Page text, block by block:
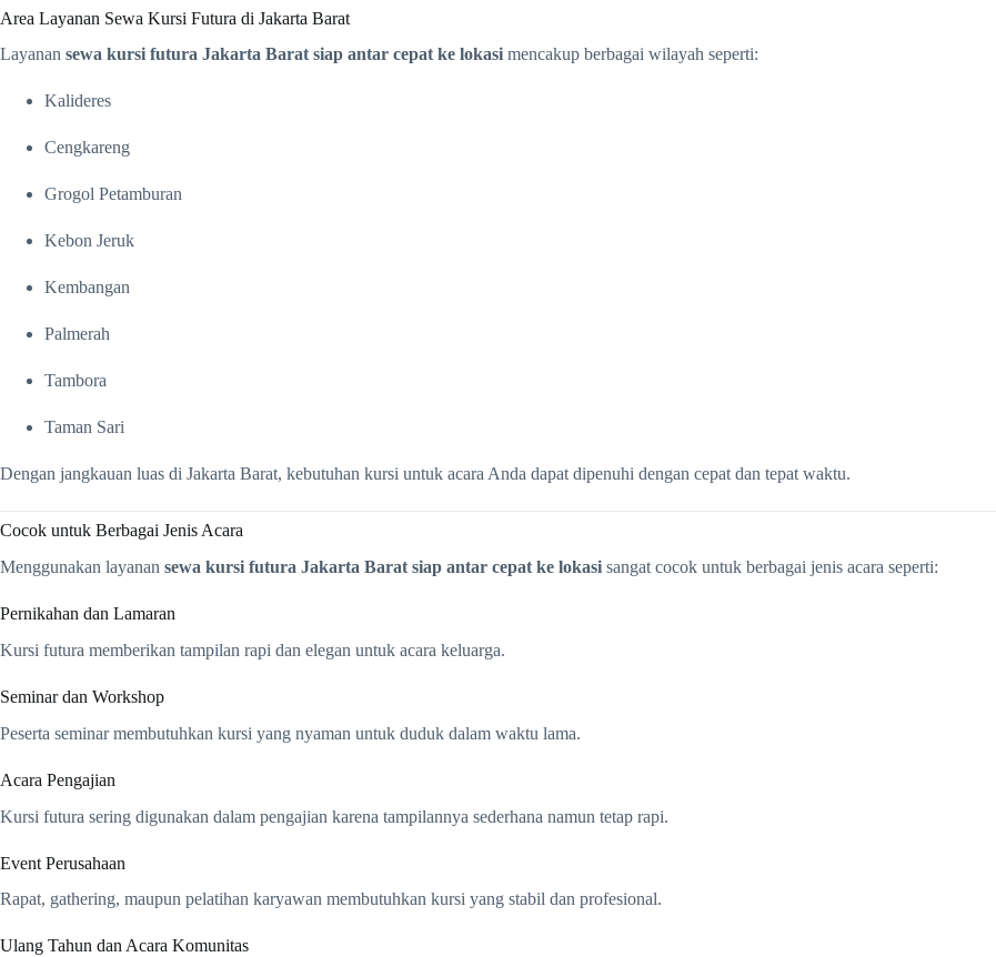
Area Layanan Sewa Kursi Futura di Jakarta Barat
Layanan sewa kursi futura Jakarta Barat siap antar cepat ke lokasi mencakup berbagai wilayah seperti:
Kalideres
Cengkareng
Grogol Petamburan
Kebon Jeruk
Kembangan
Palmerah
Tambora
Taman Sari
Dengan jangkauan luas di Jakarta Barat, kebutuhan kursi untuk acara Anda dapat dipenuhi dengan cepat dan tepat waktu.
Cocok untuk Berbagai Jenis Acara
Menggunakan layanan sewa kursi futura Jakarta Barat siap antar cepat ke lokasi sangat cocok untuk berbagai jenis acara seperti:
Pernikahan dan Lamaran
Kursi futura memberikan tampilan rapi dan elegan untuk acara keluarga.
Seminar dan Workshop
Peserta seminar membutuhkan kursi yang nyaman untuk duduk dalam waktu lama.
Acara Pengajian
Kursi futura sering digunakan dalam pengajian karena tampilannya sederhana namun tetap rapi.
Event Perusahaan
Rapat, gathering, maupun pelatihan karyawan membutuhkan kursi yang stabil dan profesional.
Ulang Tahun dan Acara Komunitas